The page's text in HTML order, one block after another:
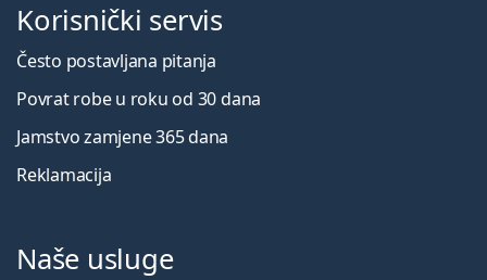
Korisnički servis
Često postavljana pitanja
Povrat robe u roku od 30 dana
Jamstvo zamjene 365 dana
Reklamacija
Naše usluge